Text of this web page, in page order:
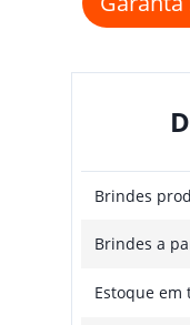
Brindes
Brindes a
Estoque em